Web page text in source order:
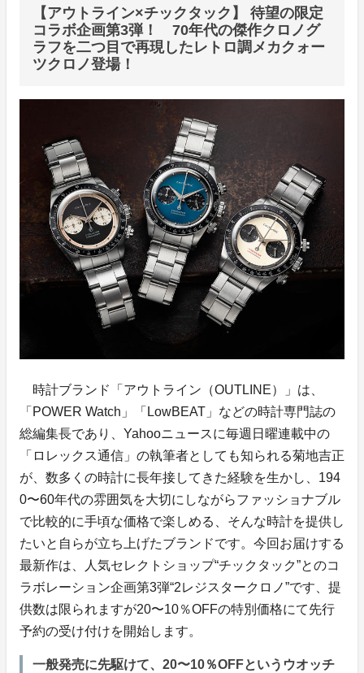
【アウトライン×チックタック】 待望の限定
コラボ企画第3弾！ 70年代の傑作クロノグ
ラフを二つ目で再現したレトロ調メカクォー
ツクロノ登場！
時計ブランド「アウトライン（OUTLINE）」は、
「POWER Watch」「LowBEAT」などの時計専門誌の
総編集長であり、Yahooニュースに毎週日曜連載中の
「ロレックス通信」の執筆者としても知られる菊地吉正
が、数多くの時計に長年接してきた経験を生かし、194
0〜60年代の雰囲気を大切にしながらファッショナブル
で比較的に手頃な価格で楽しめる、そんな時計を提供し
たいと自らが立ち上げたブランドです。今回お届けする
最新作は、人気セレクトショップ“チックタック”とのコ
ラボレーション企画第3弾“2レジスタークロノ”です、提
供数は限られますが20〜10％OFFの特別価格にて先行
予約の受け付けを開始します。
一般発売に先駆けて、20〜10％OFFというウオッチ